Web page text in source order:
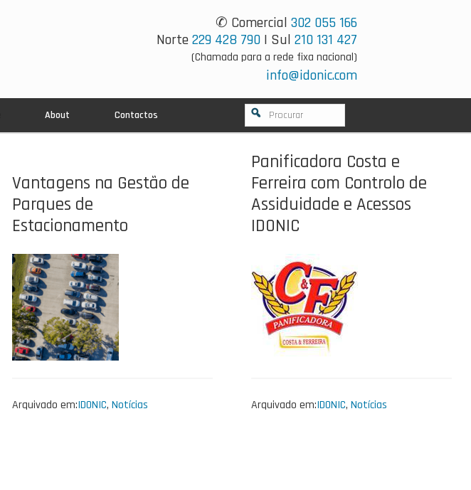
✆ Comercial 302 055 166
Norte229 428 790 | Sul 210 131 427
(Chamada para a rede fixa nacional)
info@idonic.com
About Contactos
Vantagens na Gestão de
Parques de
Estacionamento
Arquivado em:IDONIC, Notícias
Panificadora Costa e
Ferreira com Controlo de
Assiduidade e Acessos
IDONIC
Arquivado em:IDONIC, Notícias